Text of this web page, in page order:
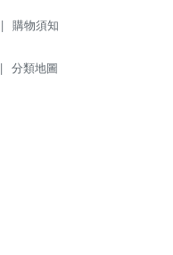
| 購物須知
| 分類地圖